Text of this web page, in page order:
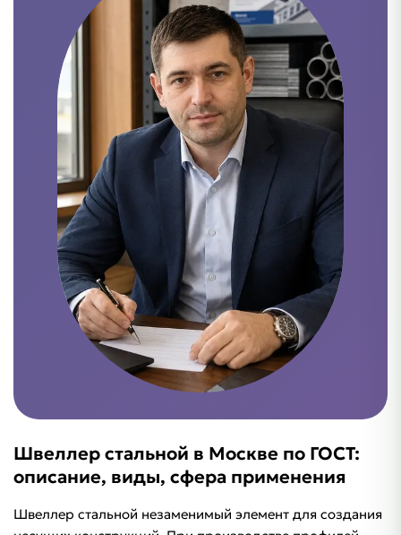
Швеллер стальной в Москве по ГОСТ:
описание, виды, сфера применения
Швеллер стальной незаменимый элемент для создания